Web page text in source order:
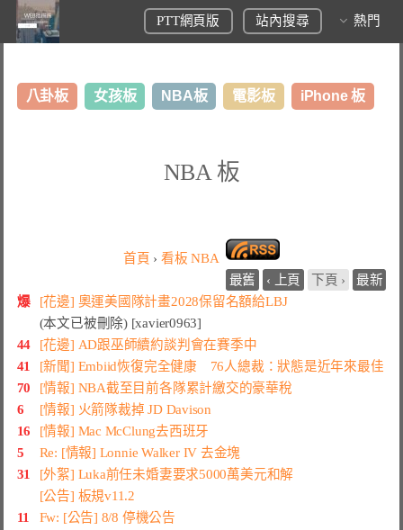
PTT網頁版 站內搜尋 熱門
八卦板 女孩板 NBA板 電影板 iPhone 板
NBA 板
首頁 › 看板NBA
最舊
‹ 上頁 下頁 ›
最新
爆
[花邊] 奧運美國隊計畫2028保留名額給LBJ
(本文已被刪除) [xavier0963]
44
[花邊] AD跟巫師續約談判會在賽季中
41
[新聞] Embiid恢復完全健康 76人總裁：狀態是近年來最佳
70
[情報] NBA截至目前各隊累計繳交的豪華稅
6
[情報] 火箭隊裁掉 JD Davison
16
[情報] Mac McClung去西班牙
5
Re: [情報] Lonnie Walker IV 去金塊
31
[外絮] Luka前任未婚妻要求5000萬美元和解
[公告] 板規v11.2
11
Fw: [公告] 8/8 停機公告